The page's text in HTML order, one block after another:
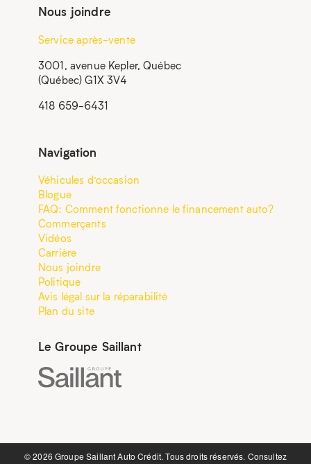
Nous joindre
Service après-vente
3001, avenue Kepler, Québec
(Québec) G1X 3V4
418 659-6431
Navigation
Véhicules d’occasion
Blogue
FAQ: Comment fonctionne le financement auto?
Commerçants
Vidéos
Carrière
Nous joindre
Politique
Avis légal sur la réparabilité
Plan du site
Le Groupe Saillant
©️ 2026 Groupe Saillant Auto Crédit. Tous droits réservés. Consultez